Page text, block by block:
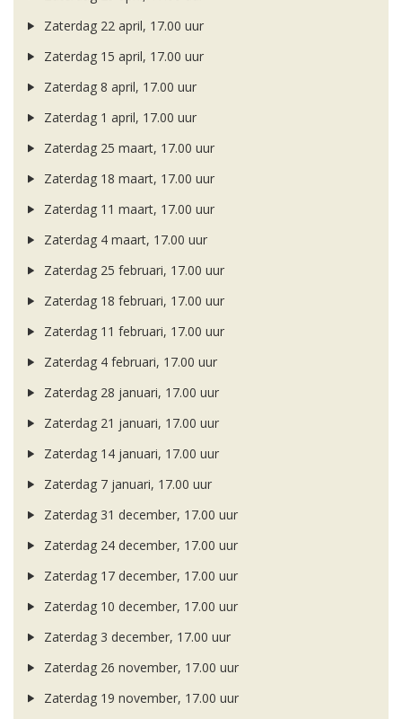
Zaterdag 22 april, 17.00 uur
Zaterdag 15 april, 17.00 uur
Zaterdag 8 april, 17.00 uur
Zaterdag 1 april, 17.00 uur
Zaterdag 25 maart, 17.00 uur
Zaterdag 18 maart, 17.00 uur
Zaterdag 11 maart, 17.00 uur
Zaterdag 4 maart, 17.00 uur
Zaterdag 25 februari, 17.00 uur
Zaterdag 18 februari, 17.00 uur
Zaterdag 11 februari, 17.00 uur
Zaterdag 4 februari, 17.00 uur
Zaterdag 28 januari, 17.00 uur
Zaterdag 21 januari, 17.00 uur
Zaterdag 14 januari, 17.00 uur
Zaterdag 7 januari, 17.00 uur
Zaterdag 31 december, 17.00 uur
Zaterdag 24 december, 17.00 uur
Zaterdag 17 december, 17.00 uur
Zaterdag 10 december, 17.00 uur
Zaterdag 3 december, 17.00 uur
Zaterdag 26 november, 17.00 uur
Zaterdag 19 november, 17.00 uur